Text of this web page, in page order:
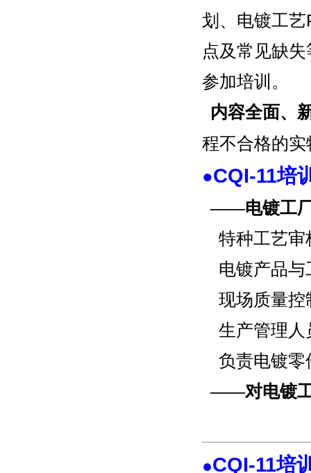
划、电镀工
点及常见缺
参加培训。
内容全面、
程不合格的
●CQI-11培
——电镀工
特种工艺审
电镀产品与
现场质量控
生产管理人
负责电镀零
——对电镀工
●CQI-11培